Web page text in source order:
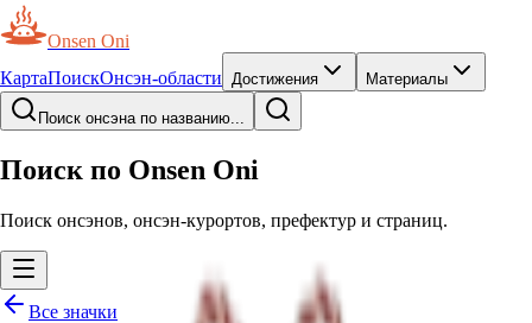
Onsen Oni
КартаПоискОнсэн-области Достижения Материалы
Поиск онсэна по названию...
Поиск по Onsen Oni
Поиск онсэнов, онсэн-курортов, префектур и страниц.
Все значки